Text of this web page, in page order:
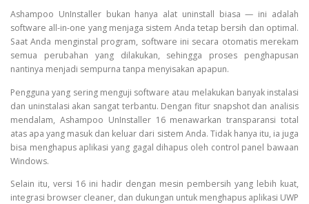
Ashampoo UnInstaller bukan hanya alat uninstall biasa — ini adalah
software all-in-one yang menjaga sistem Anda tetap bersih dan optimal.
Saat Anda menginstal program, software ini secara otomatis merekam
semua perubahan yang dilakukan, sehingga proses penghapusan
nantinya menjadi sempurna tanpa menyisakan apapun.
Pengguna yang sering menguji software atau melakukan banyak instalasi
dan uninstalasi akan sangat terbantu. Dengan fitur snapshot dan analisis
mendalam, Ashampoo UnInstaller 16 menawarkan transparansi total
atas apa yang masuk dan keluar dari sistem Anda. Tidak hanya itu, ia juga
bisa menghapus aplikasi yang gagal dihapus oleh control panel bawaan
Windows.
Selain itu, versi 16 ini hadir dengan mesin pembersih yang lebih kuat,
integrasi browser cleaner, dan dukungan untuk menghapus aplikasi UWP